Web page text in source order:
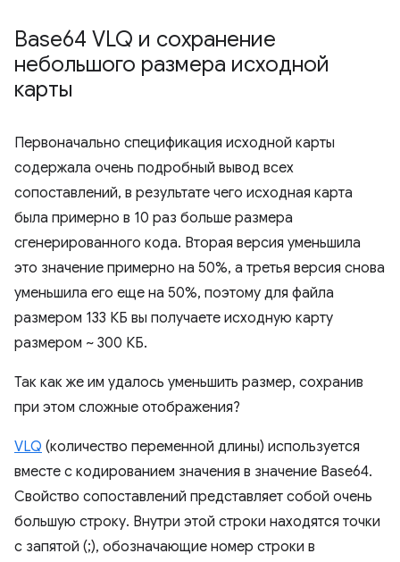
Base64 VLQ и сохранение
небольшого размера исходной
карты
Первоначально спецификация исходной карты
содержала очень подробный вывод всех
сопоставлений, в результате чего исходная карта
была примерно в 10 раз больше размера
сгенерированного кода. Вторая версия уменьшила
это значение примерно на 50%, а третья версия снова
уменьшила его еще на 50%, поэтому для файла
размером 133 КБ вы получаете исходную карту
размером ~ 300 КБ.
Так как же им удалось уменьшить размер, сохранив
при этом сложные отображения?
VLQ (количество переменной длины) используется
вместе с кодированием значения в значение Base64.
Свойство сопоставлений представляет собой очень
большую строку. Внутри этой строки находятся точки
с запятой (;), обозначающие номер строки в